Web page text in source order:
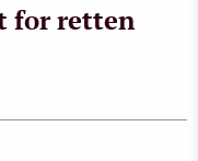
for retten